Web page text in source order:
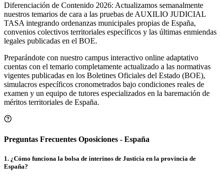
Diferenciación de Contenido 2026: Actualizamos semanalmente
nuestros temarios de cara a las pruebas de AUXILIO JUDICIAL
TASA integrando ordenanzas municipales propias de España,
convenios colectivos territoriales específicos y las últimas enmiendas
legales publicadas en el BOE.
Preparándote con nuestro campus interactivo online adaptativo
cuentas con el temario completamente actualizado a las normativas
vigentes publicadas en los Boletines Oficiales del Estado (BOE),
simulacros específicos cronometrados bajo condiciones reales de
examen y un equipo de tutores especializados en la baremación de
méritos territoriales de España.
Preguntas Frecuentes Oposiciones - España
1. ¿Cómo funciona la bolsa de interinos de Justicia en la provincia de
España?